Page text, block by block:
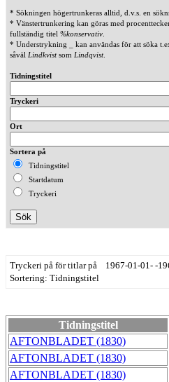
* Sökningen högertrunkeras alltid, d.v.s. en
* Vänstertrunkering kan göras med
fullständig titel %konservativ
* Understrykning _ kan användas för att söka
såväl Lindkvistsom Lindqvist.
Tidningstitel
Tryckeri
Ort
Sortera på
Tidningstitel
Startdatum
Tryckeri
Tryckeri på för titlar på 1967-01-01- -
Sortering: Tidningstitel
Tidningstitel
AFTONBLADET (1830)
AFTONBLADET (1830)
AFTONBLADET (1830)